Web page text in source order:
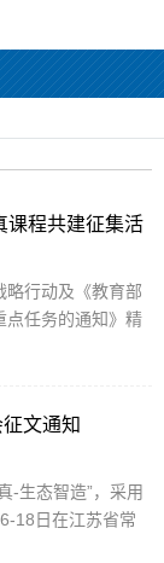
课程共建征集活
略行动及《教育部
点任务的通知》精
文通知
-生态智造”，采用
18日在江苏省常